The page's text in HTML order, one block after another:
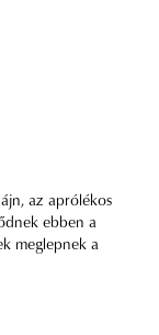
az aprólékos
ebben a
meglepnek a